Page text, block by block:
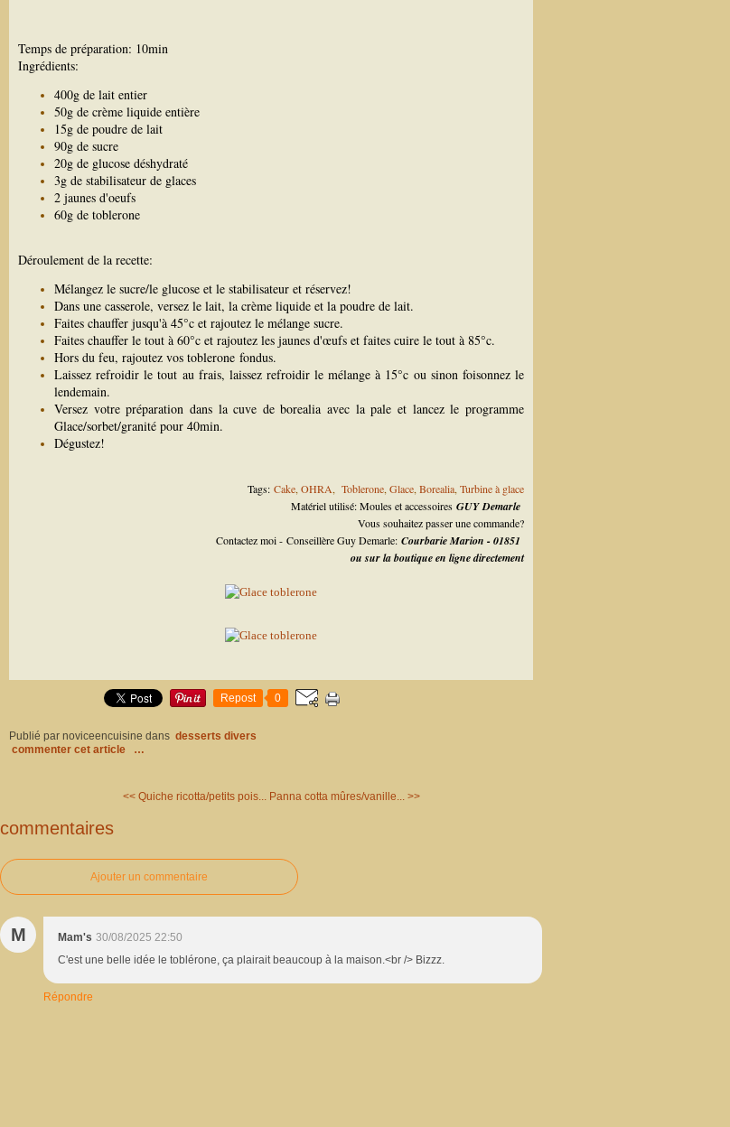
Temps de préparation: 10min
Ingrédients:
400g de lait entier
50g de crème liquide entière
15g de poudre de lait
90g de sucre
20g de glucose déshydraté
3g de stabilisateur de glaces
2 jaunes d'oeufs
60g de toblerone
Déroulement de la recette:
Mélangez le sucre/le glucose et le stabilisateur et réservez!
Dans une casserole, versez le lait, la crème liquide et la poudre de lait.
Faites chauffer jusqu'à 45°c et rajoutez le mélange sucre.
Faites chauffer le tout à 60°c et rajoutez les jaunes d'œufs et faites cuire le tout à 85°c.
Hors du feu, rajoutez vos toblerone fondus.
Laissez refroidir le tout au frais, laissez refroidir le mélange à 15°c ou sinon foisonnez le
lendemain.
Versez votre préparation dans la cuve de borealia avec la pale et lancez le programme
Glace/sorbet/granité pour 40min.
Dégustez!
Tags: Cake, OHRA, Toblerone, Glace, Borealia, Turbine à glace
Matériel utilisé: Moules et accessoires GUY Demarle
Vous souhaitez passer une commande?
Contactez moi - Conseillère Guy Demarle: Courbarie Marion - 01851
ou sur la boutique en ligne directement
Repost 0
Publié par noviceencuisine dans desserts divers
commenter cet article
…
<< Quiche ricotta/petits pois... Panna cotta mûres/vanille... >>
commentaires
Ajouter un commentaire
M Mam's 30/08/2025 22:50
C'est une belle idée le toblérone, ça plairait beaucoup à la maison.<br /> Bizzz.
Répondre